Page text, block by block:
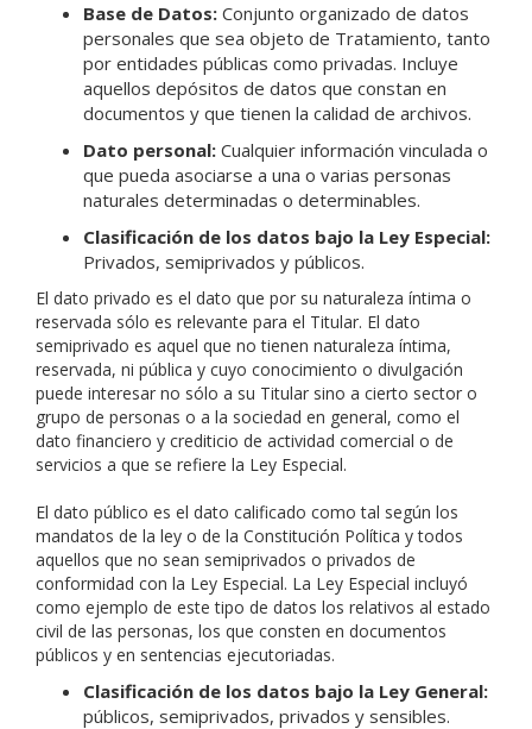
Base de Datos: Conjunto organizado de datos
personales que sea objeto de Tratamiento, tanto
por entidades públicas como privadas. Incluye
aquellos depósitos de datos que constan en
documentos y que tienen la calidad de archivos.
Dato personal: Cualquier información vinculada o
que pueda asociarse a una o varias personas
naturales determinadas o determinables.
Clasificación de los datos bajo la Ley Especial:
Privados, semiprivados y públicos.
El dato privado es el dato que por su naturaleza íntima o
reservada sólo es relevante para el Titular. El dato
semiprivado es aquel que no tienen naturaleza íntima,
reservada, ni pública y cuyo conocimiento o divulgación
puede interesar no sólo a su Titular sino a cierto sector o
grupo de personas o a la sociedad en general, como el
dato financiero y crediticio de actividad comercial o de
servicios a que se refiere la Ley Especial.
El dato público es el dato calificado como tal según los
mandatos de la ley o de la Constitución Política y todos
aquellos que no sean semiprivados o privados de
conformidad con la Ley Especial. La Ley Especial incluyó
como ejemplo de este tipo de datos los relativos al estado
civil de las personas, los que consten en documentos
públicos y en sentencias ejecutoriadas.
Clasificación de los datos bajo la Ley General:
públicos, semiprivados, privados y sensibles.